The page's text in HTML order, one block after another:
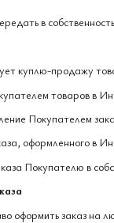
в
куплю-продажу
товаров в
Покупателем
оформленного в
Покупателю в
оформить заказ на